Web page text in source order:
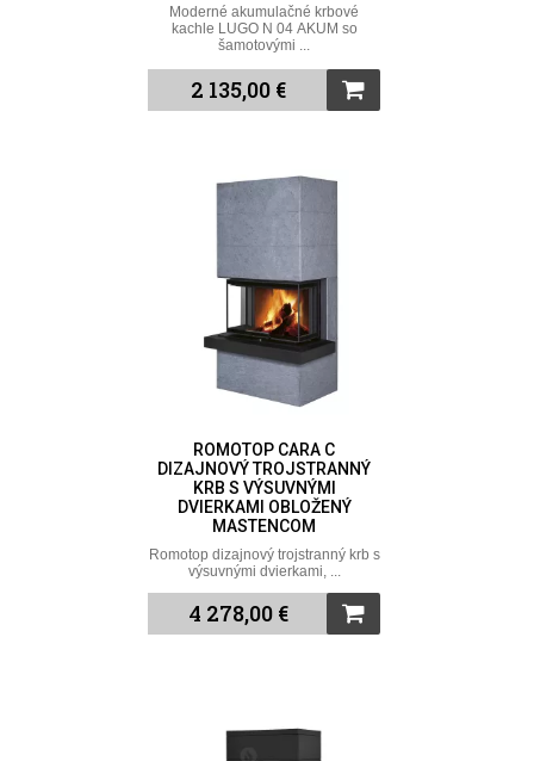
Moderné akumulačné krbové
kachle LUGO N 04 AKUM so
šamotovými ...
2 135,00 €
ROMOTOP CARA C
DIZAJNOVÝ TROJSTRANNÝ
KRB S VÝSUVNÝMI
DVIERKAMI OBLOŽENÝ
MASTENCOM
Romotop dizajnový trojstranný krb s
výsuvnými dvierkami, ...
4 278,00 €